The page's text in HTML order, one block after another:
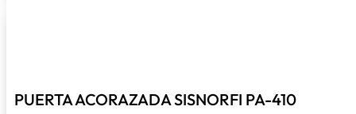
PUERTA ACORAZADA SISNORFI PA-410